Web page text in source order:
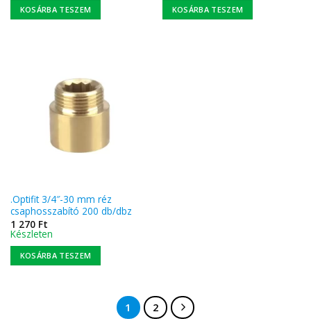
KOSÁRBA TESZEM KOSÁRBA TESZEM
.Optifit 3/4″-30 mm réz
csaphosszabító 200 db/dbz
1 270 Ft
Készleten
KOSÁRBA TESZEM
1 2